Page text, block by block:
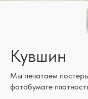
Кувшин
Мы печатаем
фотобумаге